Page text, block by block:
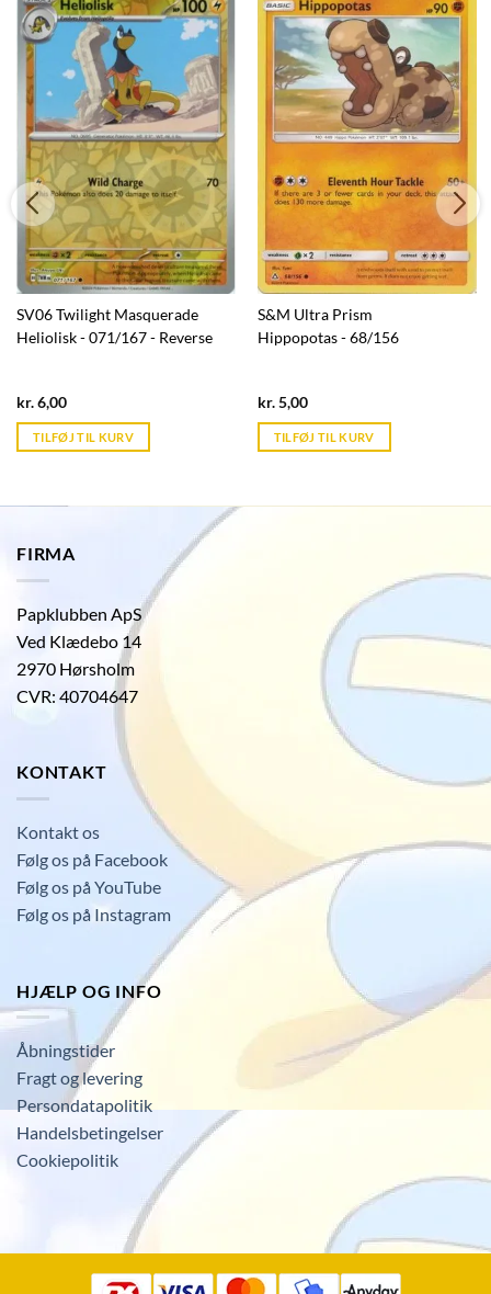
SV06 Twilight Masquerade
Heliolisk - 071/167 - Reverse
kr.6,00Current
is:
kr. 39,95.
TILFØJ TIL KURV
S&M Ultra Prism
Hippopotas - 68/156
kr.5,00Current
is:
kr. 39,95.
TILFØJ TIL KURV
FIRMA
Papklubben ApS
Ved Klædebo 14
2970 Hørsholm
CVR: 40704647
KONTAKT
Kontakt os
Følg os på Facebook
Følg os på YouTube
Følg os på Instagram
HJÆLP OG INFO
Åbningstider
Fragt og levering
Persondatapolitik
Handelsbetingelser
Cookiepolitik